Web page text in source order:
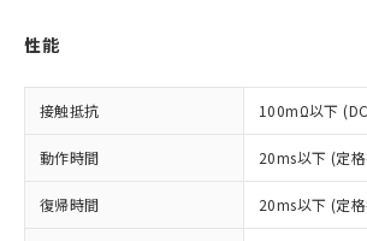
性能
接触抵抗 100mΩ以下
動作時間 20ms以下 (定
復帰時間 20ms以下 (定
以下の条件をお読みいただき、同
ご利用ください。
本サービスは、当社制御機
商品の当社在庫状況および
(税抜)を提供させていただ
非含有に非対応の商品で、対応品
定はありません。
調査・確認中：EU RoHS指令（
非含有の対応状況を調査中また
商品です。
非該当品：ライセンス料など無形
※1 中国RoHS○×表
「○」：最大均質材料含有率が中